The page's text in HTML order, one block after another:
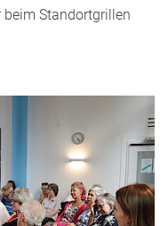
beim Standortgrillen